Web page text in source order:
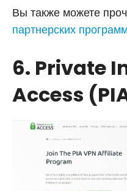
Вы также можете
партнерских
6. Private
Access